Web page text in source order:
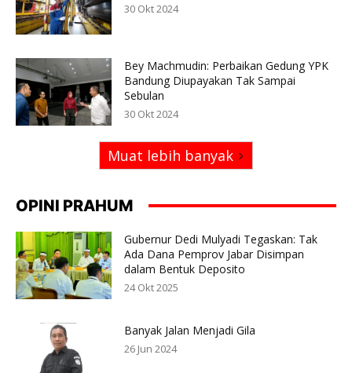
30 Okt 2024
Bey Machmudin: Perbaikan Gedung YPK
Bandung Diupayakan Tak Sampai
Sebulan
30 Okt 2024
Muat lebih banyak
OPINI PRAHUM
Gubernur Dedi Mulyadi Tegaskan: Tak
Ada Dana Pemprov Jabar Disimpan
dalam Bentuk Deposito
24 Okt 2025
Banyak Jalan Menjadi Gila
26 Jun 2024